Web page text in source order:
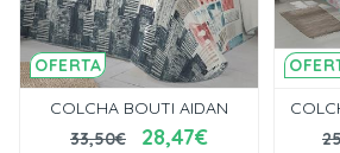
OFERTA
COLCHA BOUTI AIDAN
33,50€
28,47€